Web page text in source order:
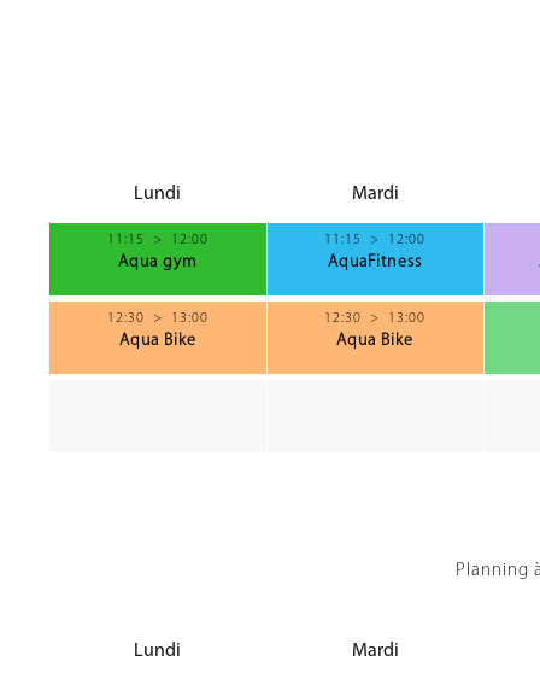
Lundi
11:15 > 12:00
Aqua gym
12:30 > 13:00
Aqua Bike
Mardi
11:15 > 12:00
AquaFitness
12:30 > 13:00
Aqua Bike
Planning
Lundi Mardi